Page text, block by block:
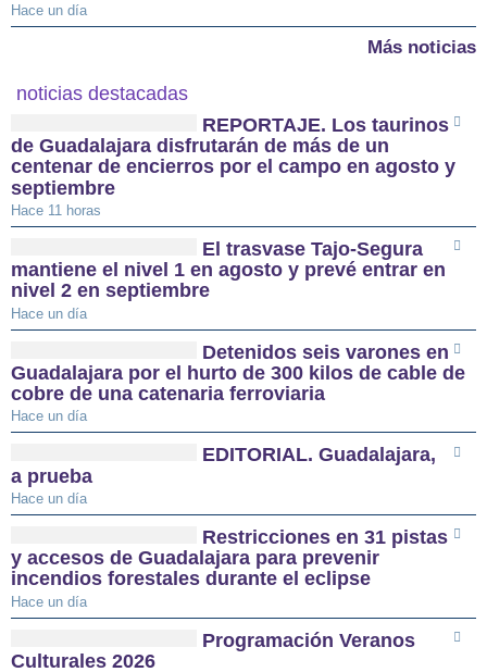
Hace un día
Más noticias
noticias destacadas
REPORTAJE. Los taurinos
de Guadalajara disfrutarán de más de un
centenar de encierros por el campo en agosto y
septiembre
Hace 11 horas
El trasvase Tajo-Segura
mantiene el nivel 1 en agosto y prevé entrar en
nivel 2 en septiembre
Hace un día
Detenidos seis varones en
Guadalajara por el hurto de 300 kilos de cable de
cobre de una catenaria ferroviaria
Hace un día
EDITORIAL. Guadalajara,
a prueba
Hace un día
Restricciones en 31 pistas
y accesos de Guadalajara para prevenir
incendios forestales durante el eclipse
Hace un día
Programación Veranos
Culturales 2026